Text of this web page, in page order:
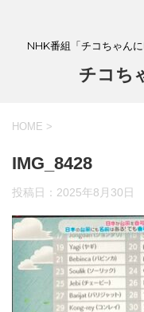
NHK番組「チコちゃん
チコち
HOME >
IMG_8428
投稿日： 2025年8月30日